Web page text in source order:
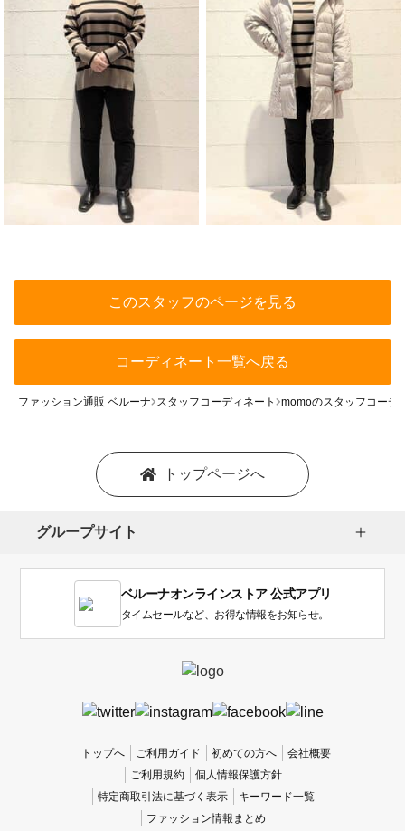
このスタッフのページを見る
コーディネート一覧へ戻る
ファッション通販 ベルーナ スタッフコーディネート momoのスタッフコーデ
トップページへ
グループサイト
ベルーナオンラインストア 公式アプリ
タイムセールなど、お得な情報をお知らせ。
トップへ ご利用ガイド 初めての方へ
会社概要
ご利用規約
個人情報保護方針
特定商取引法に基づく表示
キーワード一覧
ファッション情報まとめ